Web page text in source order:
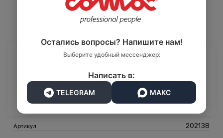
Артикул 202138
В корзину
Автомобильная
промышленность
Логистика Транспорт
Остались вопросы? Напишите нам!
Выберите удобный мессенджер:
Написать в:
TELEGRAM МАКС